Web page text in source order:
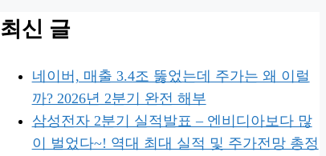
최신 글
네이버, 매출 3.4조 뚫었는데 주가는 왜 이럴
까? 2026년 2분기 완전 해부
삼성전자 2분기 실적발표 – 엔비디아보다 많
이 벌었다~! 역대 최대 실적 및 주가전망 총정